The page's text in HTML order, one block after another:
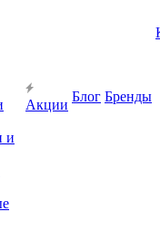
Акции
Блог Бренды